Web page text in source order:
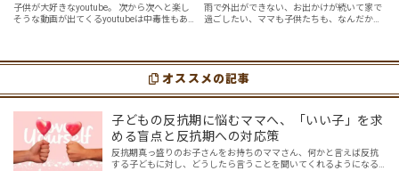
好んで見るyoutube英語動画５
選
子供が大好きなyoutube。 次から次へと楽し
そうな動画が出てくるyoutubeは中毒性もあ
youtubeやゲーム、アプリだ…
ガを楽しめる「youtube動画」
７選
雨で外出ができない、お出かけが続いて家で
過ごしたい、ママも子供たちも、なんだか疲
スメの「youtube動画」を紹介します…
オススメの記事
子どもの反抗期に悩むママへ、「いい子」を求
める盲点と反抗期への対応策
反抗期真っ盛りのお子さんをお持ちのママさん、何かと言えば反抗
する子どもに対し、どうしたら言うことを聞いてくれるようになる